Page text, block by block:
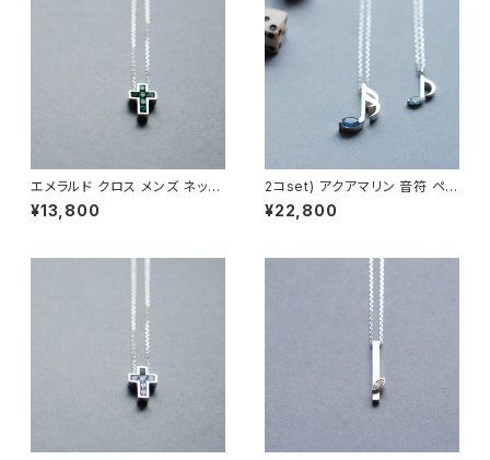
エメラルド クロス メンズ ネック
レス シルバー925
¥13,800
2コset) アクアマリン 音符 ペア
ネックレス シルバー925
¥22,800